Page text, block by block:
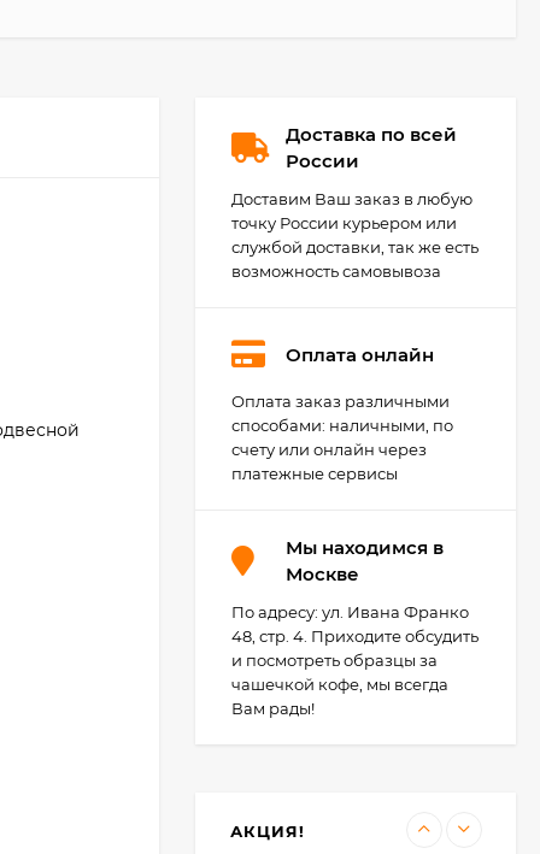
Доставка по всей
России
Доставим Ваш заказ в любую
точку России курьером или
службой доставки, так же есть
возможность самовывоза
Оплата онлайн
Оплата заказ различными
способами: наличными, по
счету или онлайн через
платежные сервисы
Мы находимся в
Москве
По адресу: ул. Ивана Франко
48, стр. 4. Приходите обсудить
и посмотреть образцы за
чашечкой кофе, мы всегда
Вам рады!
АКЦИЯ!
Agoform Separado -
универсальный
лоток для столовых
приборов, Германия
2 284 ₽
1 149 ₽
Agoform TopSoft -
коврики для
выдвижных ящиков,
Германия
148
142 ₽